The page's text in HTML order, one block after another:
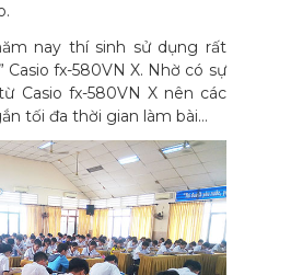
nay thí sinh sử dụng rất
Casio fx-580VN X. Nhờ có sự
Casio fx-580VN X nên các
tối đa thời gian làm bài…